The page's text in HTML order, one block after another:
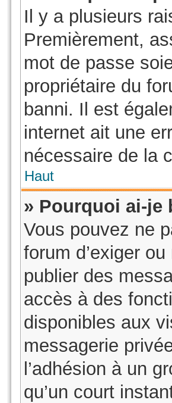
Il y a plusieurs
Premièrement,
mot de passe
propriétaire du
banni. Il est
internet ait une
nécessaire de la
Haut
» Pourquoi ai-je
Vous pouvez ne
forum d’exiger
publier des
accès à des
disponibles aux
messagerie
l’adhésion à un
qu’un court